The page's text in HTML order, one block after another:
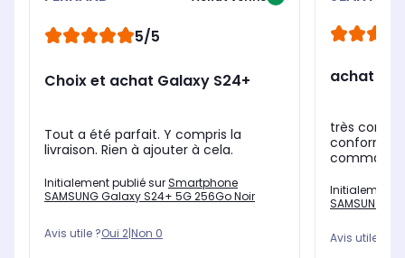
5/5
Choix et achat Galaxy S24+
Tout a été parfait. Y compris la
livraison. Rien à ajouter à cela.
Initialement publié surSmartphone
SAMSUNG Galaxy S24+ 5G 256Go Noir
Avis utile ?Oui 2|Non 0
achat
très
conforme
Initialement
SAMSUNG
Avis utile ?